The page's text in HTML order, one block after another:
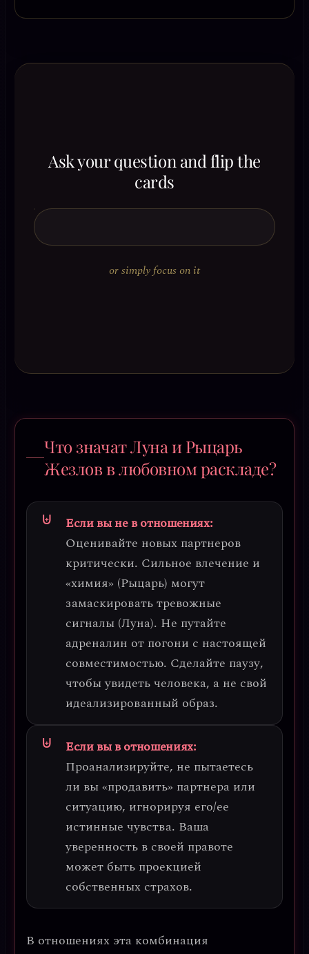
Ask your question and flip the
cards
or simply focus on it
Что значат Луна и Рыцарь
Жезлов в любовном раскладе?
Если вы не в отношениях:
Оценивайте новых партнеров
критически. Сильное влечение и
«химия» (Рыцарь) могут
замаскировать тревожные
сигналы (Луна). Не путайте
адреналин от погони с настоящей
совместимостью. Сделайте паузу,
чтобы увидеть человека, а не свой
идеализированный образ.
Если вы в отношениях:
Проанализируйте, не пытаетесь
ли вы «продавить» партнера или
ситуацию, игнорируя его/ее
истинные чувства. Ваша
уверенность в своей правоте
может быть проекцией
собственных страхов.
В отношениях эта комбинация